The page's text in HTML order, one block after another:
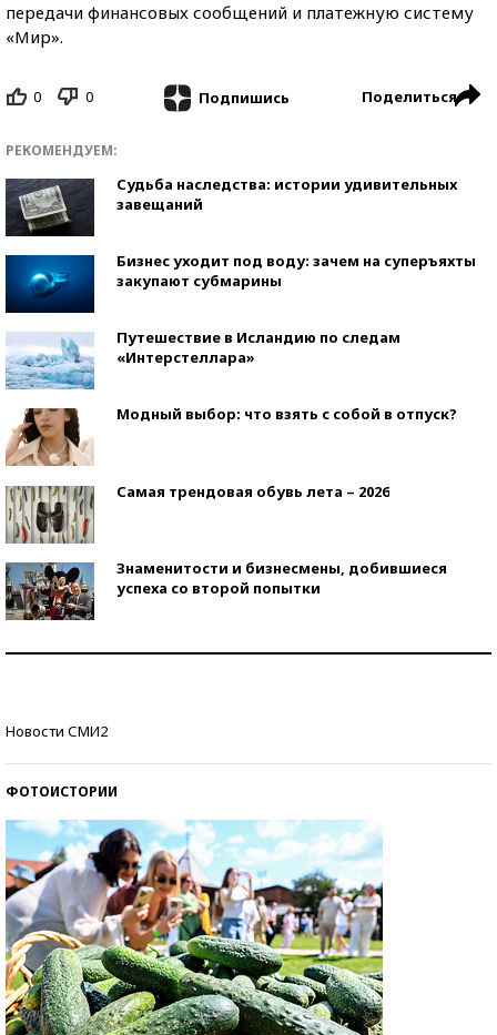
передачи финансовых сообщений и платежную систему
«Мир».
0 0 Подпишись Поделиться
РЕКОМЕНДУЕМ:
Судьба наследства: истории удивительных
завещаний
Бизнес уходит под воду: зачем на суперъяхты
закупают субмарины
Путешествие в Исландию по следам
«Интерстеллара»
Модный выбор: что взять с собой в отпуск?
Самая трендовая обувь лета – 2026
Знаменитости и бизнесмены, добившиеся
успеха со второй попытки
Новости СМИ2
ФОТОИСТОРИИ